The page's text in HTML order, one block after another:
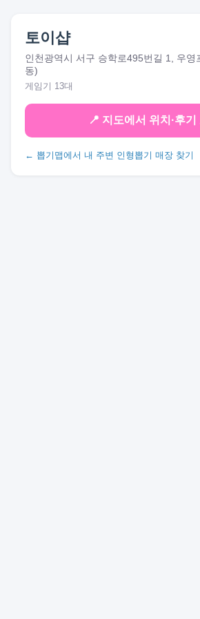
토이샵
인천광역시 서구 승학로495번길 1, 우영
동)
게임기 13대
📍 지도에서 위치·후기
← 뽑기맵에서 내 주변 인형뽑기 매장 찾기